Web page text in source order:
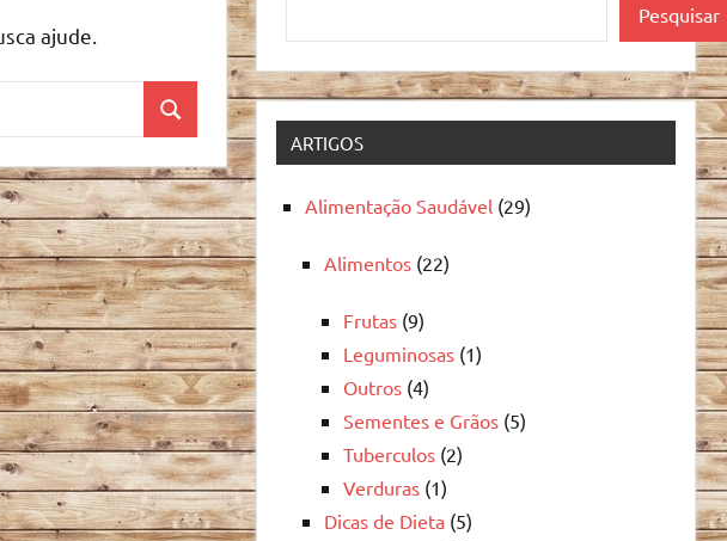
ajude.
Pesquisa
Pesquisar
ARTIGOS
Alimentação Saudável (29)
Alimentos (22)
Frutas (9)
Leguminosas (1)
Outros (4)
Sementes e Grãos (5)
Tuberculos (2)
Verduras (1)
Dicas de Dieta (5)